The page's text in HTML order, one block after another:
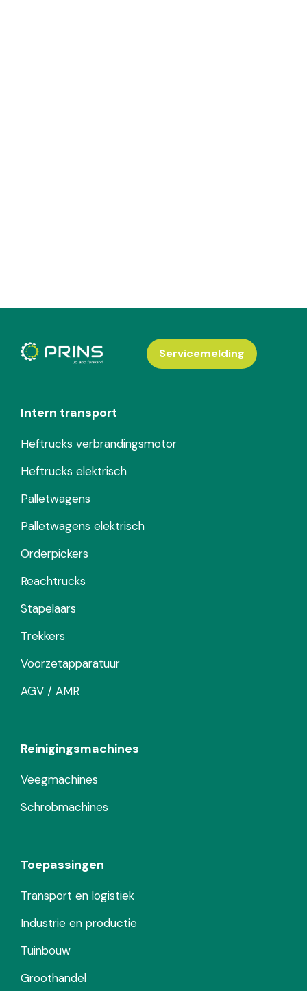
Intern transport
Heftrucks verbrandingsmotor
Heftrucks elektrisch
Palletwagens
Palletwagens elektrisch
Orderpickers
Reachtrucks
Stapelaars
Trekkers
Voorzetapparatuur
AGV / AMR
Reinigingsmachines
Veegmachines
Schrobmachines
Toepassingen
Transport en logistiek
Industrie en productie
Tuinbouw
Groothandel
Servicemelding